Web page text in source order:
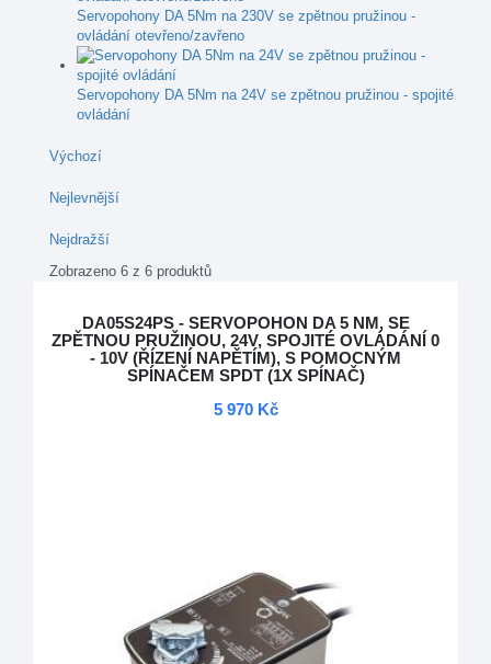
Servopohony DA 5Nm na 230V se zpětnou pružinou -
ovládání otevřeno/zavřeno
Servopohony DA 5Nm na 24V se zpětnou pružinou - spojité
ovládání
Výchozí
Nejlevnější
Nejdražší
Zobrazeno 6 z 6 produktů
DA05S24PS - SERVOPOHON DA 5 NM, SE
ZPĚTNOU PRUŽINOU, 24V, SPOJITÉ OVLÁDÁNÍ 0
- 10V (ŘÍZENÍ NAPĚTÍM), S POMOCNÝM
SPÍNAČEM SPDT (1X SPÍNAČ)
5 970 Kč